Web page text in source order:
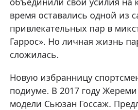
время оставались одной из
привлекательных пар в
Гаррос». Но личная жизнь
сложилась.
Новую избранницу
подиуме. В 2017 году
модели Сьюзан Госсаж.